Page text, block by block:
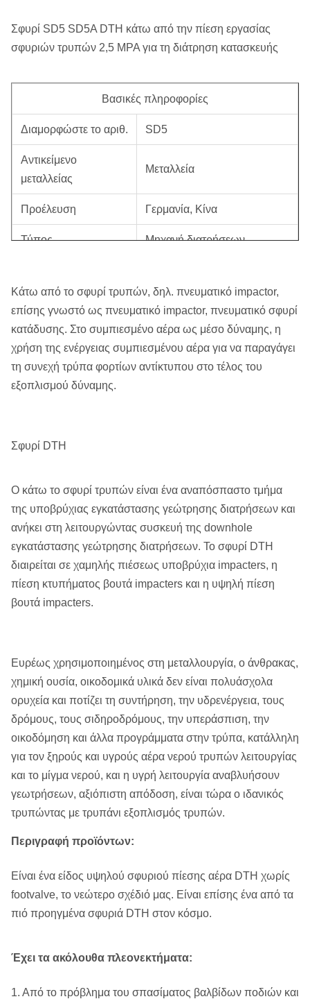
Σφυρί SD5 SD5A DTH κάτω από την πίεση εργασίας
σφυριών τρυπών 2,5 MPA για τη διάτρηση κατασκευής
Βασικές πληροφορίες
Διαμορφώστε το αριθ. SD5
Αντικείμενο
μεταλλείας
Μεταλλεία
Προέλευση Γερμανία, Κίνα
Τύπος Μηχανή διατρήσεων
84123100
Αντικείμενο
μεταλλείας
Μεταλλεία, μηχανήματα
μεταλλεύματος, πέτρινο
λατομείο
Διάμετρος τρυπανιών 65305mm
Συσκευασία
μεταφορών
Ξύλινο κιβώτιο πτυχών
Κάτω από το σφυρί τρυπών, δηλ. πνευματικό impactor,
επίσης γνωστό ως πνευματικό impactor, πνευματικό σφυρί
κατάδυσης. Στο συμπιεσμένο αέρα ως μέσο δύναμης, η
χρήση της ενέργειας συμπιεσμένου αέρα για να παραγάγει
τη συνεχή τρύπα φορτίων αντίκτυπου στο τέλος του
εξοπλισμού δύναμης.
Σφυρί DTH
Ο κάτω το σφυρί τρυπών είναι ένα αναπόσπαστο τμήμα
της υποβρύχιας εγκατάστασης γεώτρησης διατρήσεων και
ανήκει στη λειτουργώντας συσκευή της downhole
εγκατάστασης γεώτρησης διατρήσεων. Το σφυρί DTH
διαιρείται σε χαμηλής πιέσεως υποβρύχια impacters, η
πίεση κτυπήματος βουτά impacters και η υψηλή πίεση
βουτά impacters.
Ευρέως χρησιμοποιημένος στη μεταλλουργία, ο άνθρακας,
χημική ουσία, οικοδομικά υλικά δεν είναι πολυάσχολα
ορυχεία και ποτίζει τη συντήρηση, την υδρενέργεια, τους
δρόμους, τους σιδηροδρόμους, την υπεράσπιση, την
οικοδόμηση και άλλα προγράμματα στην τρύπα, κατάλληλη
για τον ξηρούς και υγρούς αέρα νερού τρυπών λειτουργίας
και το μίγμα νερού, και η υγρή λειτουργία αναβλυήσουν
γεωτρήσεων, αξιόπιστη απόδοση, είναι τώρα ο ιδανικός
τρυπώντας με τρυπάνι εξοπλισμός τρυπών.
Περιγραφή προϊόντων:
Είναι ένα είδος υψηλού σφυριού πίεσης αέρα DTH χωρίς
footvalve, το νεώτερο σχέδιό μας. Είναι επίσης ένα από τα
πιό προηγμένα σφυριά DTH στον κόσμο.
Έχει τα ακόλουθα πλεονεκτήματα:
1. Από το πρόβλημα του σπασίματος βαλβίδων ποδιών και